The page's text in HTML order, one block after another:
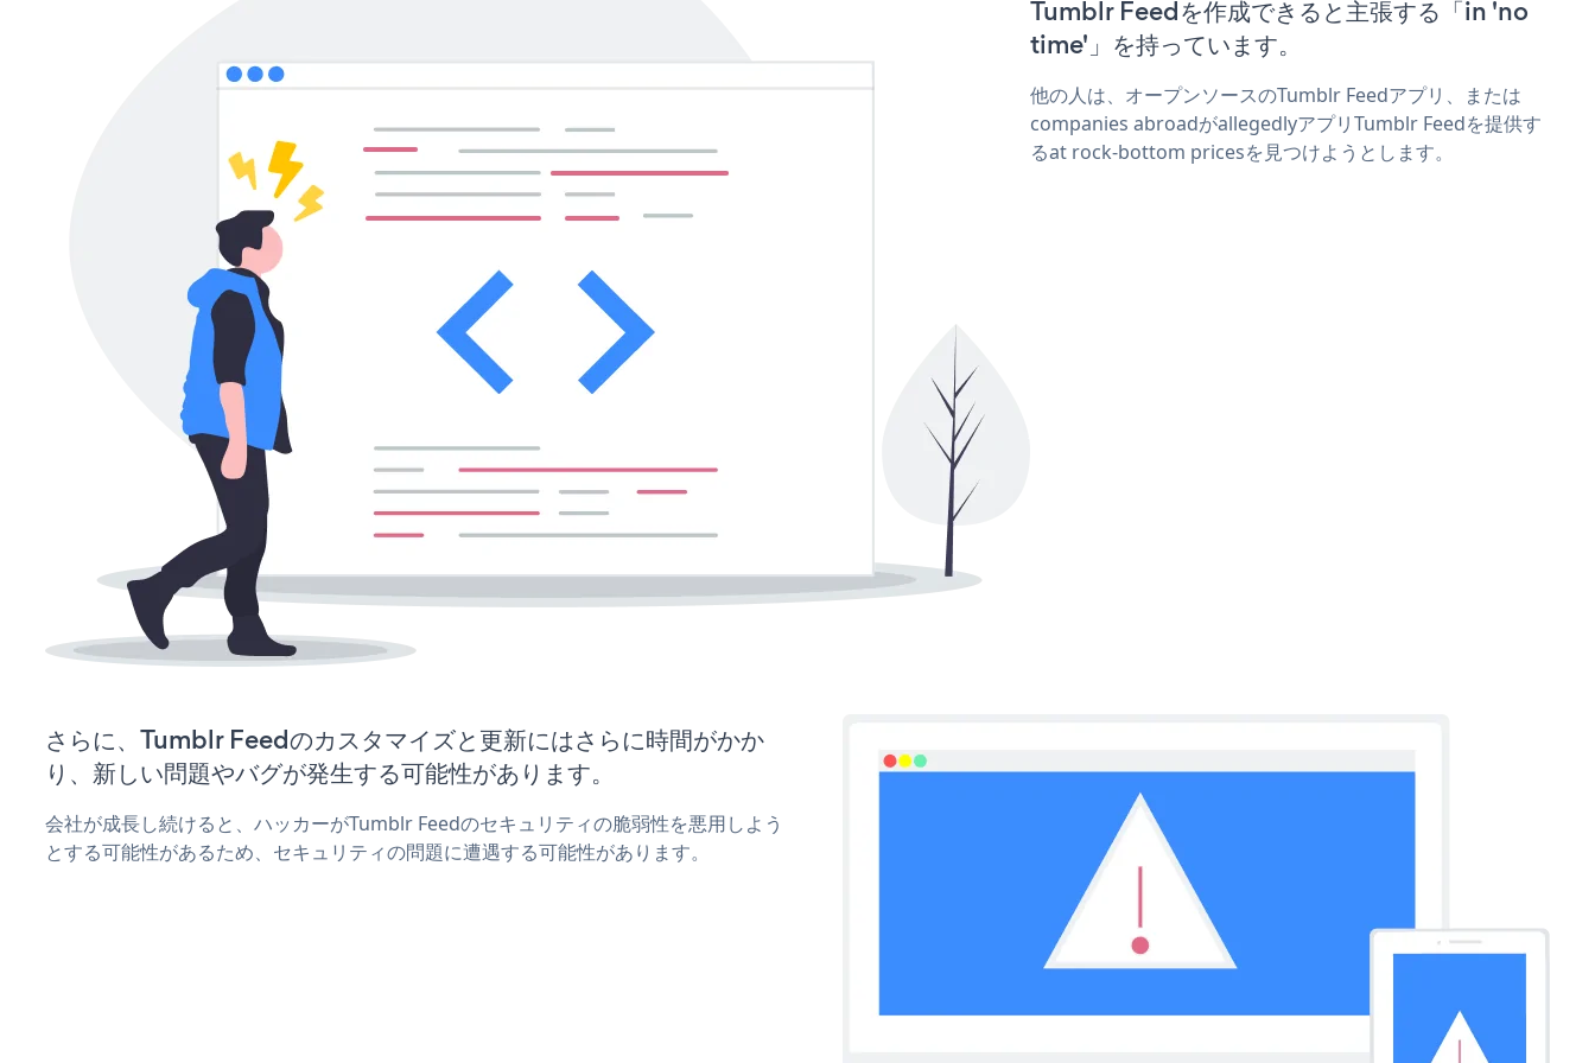
Tumblr Feedを作成できると主張する「in 'no
time'」を持っています。
他の人は、オープンソースのTumblr Feedアプリ、または
companies abroadがallegedlyアプリTumblr Feedを提供す
るat rock-bottom pricesを見つけようとします。
さらに、Tumblr Feedのカスタマイズと更新にはさらに時間がかか
り、新しい問題やバグが発生する可能性があります。
会社が成長し続けると、ハッカーがTumblr Feedのセキュリティの脆弱性を悪用しよう
とする可能性があるため、セキュリティの問題に遭遇する可能性があります。